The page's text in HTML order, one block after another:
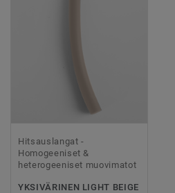
Hitsauslangat -
Homogeeniset &
heterogeeniset muovimatot
YKSIVÄRINEN LIGHT BEIGE